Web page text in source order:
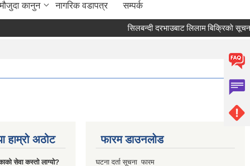
मौजुदा कानुन नागरिक वडापत्र सम्पर्क
सिलबन्दी दरभाउबाट लिलाम बिक्रिको
हाम्रो अठोट
सेवा कस्तो लाग्यो?
फारम डाउनलोड
घटना दर्ता सूचना फारम